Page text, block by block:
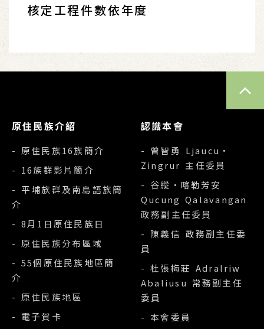
核定工程件數依年度
原住民族介紹
- 原住民族16族簡介
- 16族群影片簡介
- 平埔族群及南島語族簡
介
- 8月1日原住民族日
- 原住民族分布區域
- 55個原住民族地區簡
介
- 原住民族地區
- 電子賀卡
認識本會
- 曾智勇 Ljaucu‧
Zingrur 主任委員
- 谷縱‧喀勒芳安
Qucung Qalavangan
政務副主任委員
- 陳義信 政務副主任委
員
- 杜張梅莊 Adralriw
Abaliusu 常務副主任
委員
- 本會委員